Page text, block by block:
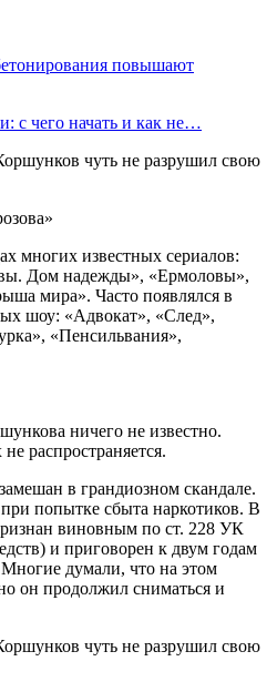
повышают
с чего начать и как не…
многих известных сериалов:
Дом надежды», «Ермоловы»,
мира». Часто появлялся в
шоу: «Адвокат», «След»,
«Пенсильвания»,
ничего не известно.
распространяется.
в грандиозном скандале.
попытке сбыта наркотиков. В
виновным по ст. 228 УК
и приговорен к двум годам
думали, что на этом
он продолжил сниматься и